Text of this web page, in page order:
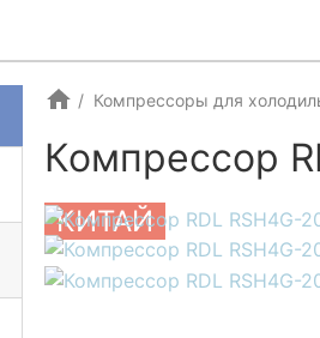
Компрессоры для
Компрессор
КИТАЙ